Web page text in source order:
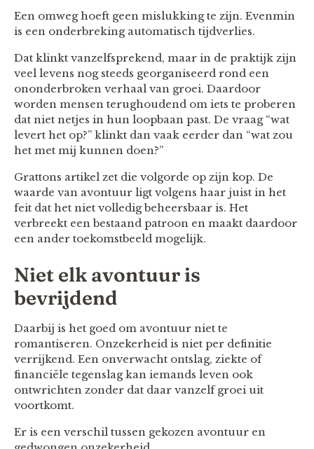
Een omweg hoeft geen mislukking te zijn. Evenmin
is een onderbreking automatisch tijdverlies.
Dat klinkt vanzelfsprekend, maar in de praktijk zijn
veel levens nog steeds georganiseerd rond een
ononderbroken verhaal van groei. Daardoor
worden mensen terughoudend om iets te proberen
dat niet netjes in hun loopbaan past. De vraag “wat
levert het op?” klinkt dan vaak eerder dan “wat zou
het met mij kunnen doen?”
Grattons artikel zet die volgorde op zijn kop. De
waarde van avontuur ligt volgens haar juist in het
feit dat het niet volledig beheersbaar is. Het
verbreekt een bestaand patroon en maakt daardoor
een ander toekomstbeeld mogelijk.
Niet elk avontuur is
bevrijdend
Daarbij is het goed om avontuur niet te
romantiseren. Onzekerheid is niet per definitie
verrijkend. Een onverwacht ontslag, ziekte of
financiële tegenslag kan iemands leven ook
ontwrichten zonder dat daar vanzelf groei uit
voortkomt.
Er is een verschil tussen gekozen avontuur en